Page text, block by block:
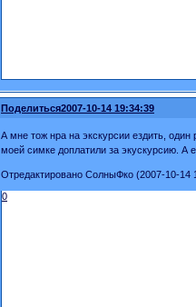
Поделиться2007-10-14 19:34:39
А мне тож нра на экскурсии ездить,
моей симке доплатили за экускурсию. А
Отредактировано СолныФко (2007-10-14
0